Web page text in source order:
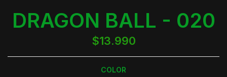
DRAGON BALL - 020
$13.990
COLOR